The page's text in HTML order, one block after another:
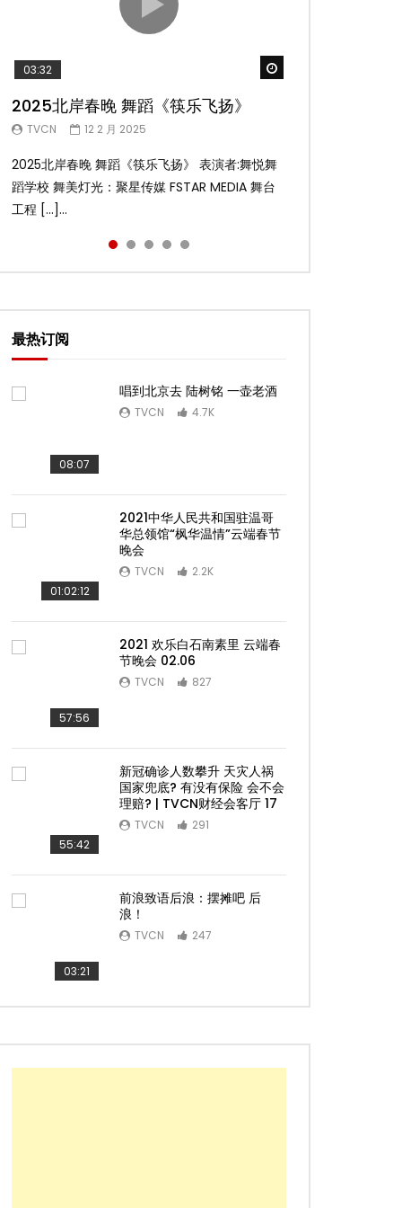
03:32
2025北岸春晚 舞蹈《筷乐飞扬》
TVCN 12 2 月 2025
2025北岸春晚 舞蹈《筷乐飞扬》 表演者:舞悦舞
蹈学校 舞美灯光：聚星传媒 FSTAR MEDIA 舞台
工程 […]...
02:58
2025北岸春晚 舞蹈《乌兰巴托的夜》
TVCN 12 2 月 2025
2025北岸春晚 舞蹈《乌兰巴托的夜》 表演者:飞
扬舞蹈团 舞美灯光：聚星传媒 FSTAR MEDIA 舞
台工 […]...
04:19
2025北岸春晚 古典舞《雨后》
TVCN 12 2 月 2025
2025北岸春晚 古典舞《雨后》 表演者:洪杰舞蹈
学院 舞美灯光：聚星传媒 FSTAR MEDIA 舞台工
程： […]...
05:13
2025北岸春晚 傣族舞蹈《水的女儿》
TVCN 12 2 月 2025
2025北岸春晚 傣族舞蹈《水的女儿》 表演者:洪
杰舞蹈学院 舞美灯光：聚星传媒 FSTAR MEDIA
舞台 […]...
03:45
2025北岸春晚 舞蹈《十八焕蝶》
TVCN 9 2 月 2025
2025北岸春晚 舞蹈《十八焕蝶》 表演者:舞悦舞
蹈学校 舞美灯光：聚星传媒 FSTAR MEDIA 舞台
工程 […]...
最热订阅
08:07
唱到北京去 陆树铭 一壶老酒
TVCN 4.7K
01:02:12
2021中华人民共和国驻温哥
华总领馆“枫华温情”云端春节
晚会
TVCN 2.2K
57:56
2021 欢乐白石南素里 云端春
节晚会 02.06
TVCN 827
55:42
新冠确诊人数攀升 天灾人祸
国家兜底? 有没有保险 会不会
理赔? | TVCN财经会客厅 17
TVCN 291
03:21
前浪致语后浪：摆摊吧 后
浪！
TVCN 247